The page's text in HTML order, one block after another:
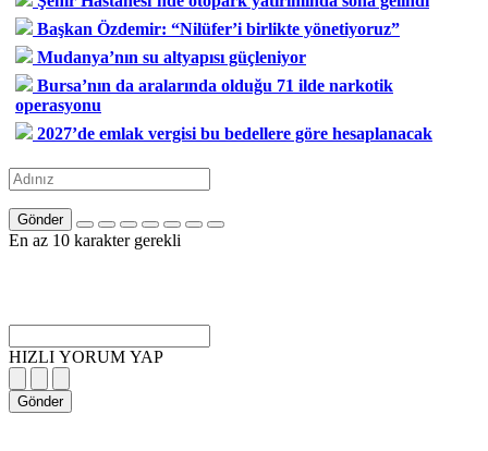
Başkan Özdemir: “Nilüfer’i birlikte yönetiyoruz”
Mudanya’nın su altyapısı güçleniyor
Bursa’nın da aralarında olduğu 71 ilde narkotik
operasyonu
2027’de emlak vergisi bu bedellere göre hesaplanacak
Gönder
En az 10 karakter gerekli
HIZLI YORUM YAP
Gönder